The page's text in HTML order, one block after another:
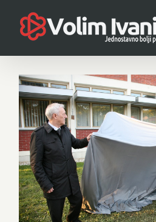
content
View
Larger
Image